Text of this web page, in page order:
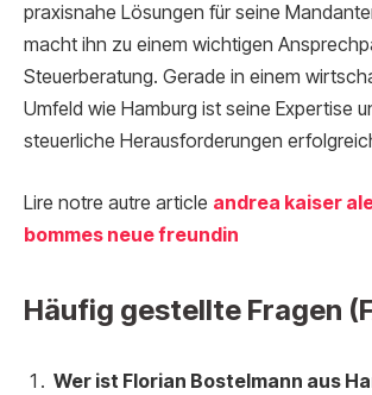
praxisnahe Lösungen für seine
macht ihn zu einem wichtigen
Steuerberatung. Gerade in einem
Umfeld wie Hamburg ist seine Expertise
steuerliche Herausforderungen
Lire notre autre article andrea kaiser
bommes neue freundin
Häufig gestellte Fragen
Wer ist Florian Bostelmann aus